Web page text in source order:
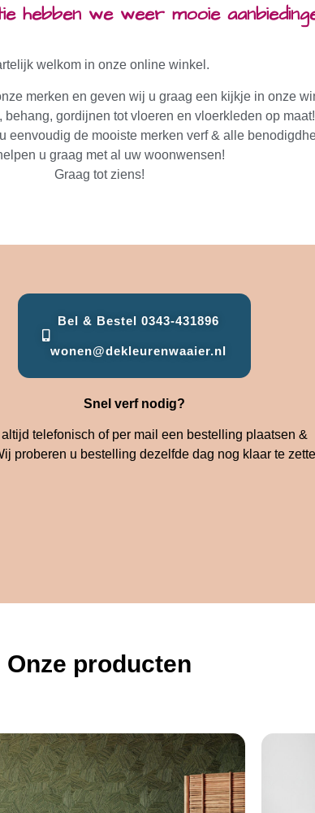
hebben we weer mooie
welkom in onze online winkel.
merken en geven wij u graag een kijkje in onze
behang, gordijnen tot vloeren en vloerkleden op maat!
eenvoudig de mooiste merken verf & alle
u graag met al uw woonwensen!
Graag tot ziens!
Bel & Bestel 0343-431896
wonen@dekleurenwaaier.nl
Snel verf nodig?
telefonisch of per mail een bestelling plaatsen &
proberen u bestelling dezelfde dag nog klaar te
Onze producten